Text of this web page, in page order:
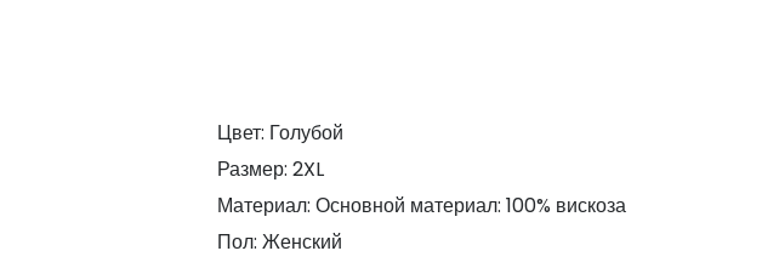
Цвет: Голубой
Размер: 2XL
Материал: Основной материал: 100% вискоза
Пол: Женский